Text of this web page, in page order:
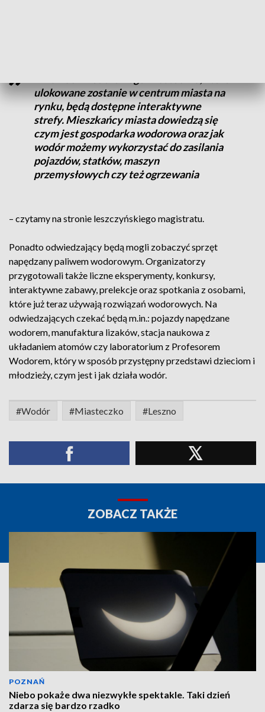
ulokowane zostanie w centrum miasta na
rynku, będą dostępne interaktywne
strefy. Mieszkańcy miasta dowiedzą się
czym jest gospodarka wodorowa oraz jak
wodór możemy wykorzystać do zasilania
pojazdów, statków, maszyn
przemysłowych czy też ogrzewania
– czytamy na stronie leszczyńskiego magistratu.
Ponadto odwiedzający będą mogli zobaczyć sprzęt
napędzany paliwem wodorowym. Organizatorzy
przygotowali także liczne eksperymenty, konkursy,
interaktywne zabawy, prelekcje oraz spotkania z osobami,
które już teraz używają rozwiązań wodorowych. Na
odwiedzających czekać będą m.in.: pojazdy napędzane
wodorem, manufaktura lizaków, stacja naukowa z
układaniem atomów czy laboratorium z Profesorem
Wodorem, który w sposób przystępny przedstawi dzieciom i
młodzieży, czym jest i jak działa wodór.
#Wodór #Miasteczko #Leszno
ZOBACZ TAKŻE
POZNAŃ
Niebo pokaże dwa niezwykłe spektakle. Taki dzień
zdarza się bardzo rzadko